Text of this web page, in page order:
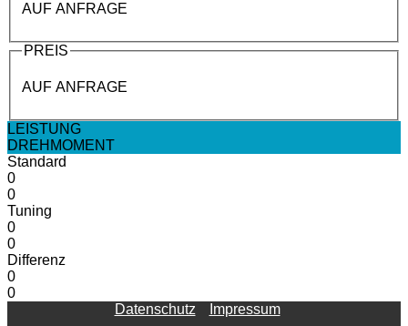
AUF ANFRAGE
PREIS
AUF ANFRAGE
LEISTUNG
DREHMOMENT
Standard
0
0
Tuning
0
0
Differenz
0
0
Datenschutz
Impressum